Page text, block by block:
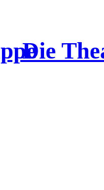
Die